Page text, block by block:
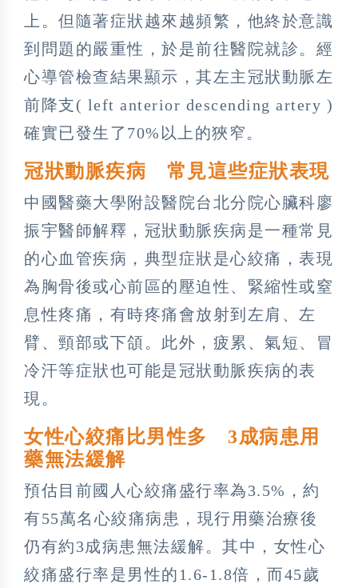
上。但隨著症狀越來越頻繁，他終於意識
到問題的嚴重性，於是前往醫院就診。經
心導管檢查結果顯示，其左主冠狀動脈左
前降支( left anterior descending artery )
確實已發生了70%以上的狹窄。
冠狀動脈疾病 常見這些症狀表現
中國醫藥大學附設醫院台北分院心臟科廖
振宇醫師解釋，冠狀動脈疾病是一種常見
的心血管疾病，典型症狀是心絞痛，表現
為胸骨後或心前區的壓迫性、緊縮性或窒
息性疼痛，有時疼痛會放射到左肩、左
臂、頸部或下頜。此外，疲累、氣短、冒
冷汗等症狀也可能是冠狀動脈疾病的表
現。
女性心絞痛比男性多 3成病患用
藥無法緩解
預估目前國人心絞痛盛行率為3.5%，約
有55萬名心絞痛病患，現行用藥治療後
仍有約3成病患無法緩解。其中，女性心
絞痛盛行率是男性的1.6-1.8倍，而45歲